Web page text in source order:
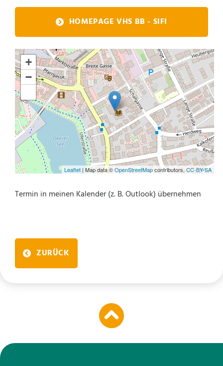
HOMEPAGE VHS BB - SIFI
+
−
Leaflet | Map data ©OpenStreetMapcontributors, CC-BY-SA
Termin in meinen Kalender (z. B. Outlook) übernehmen
ZURÜCK